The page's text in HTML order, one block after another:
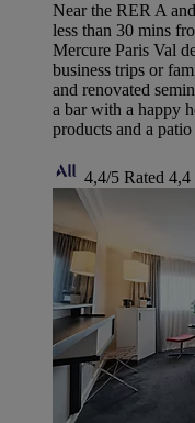
Near the RER A
less than 30 mins
Mercure Paris Val
business trips or
and renovated
a bar with a happy
products and a
4,4/5 Rated